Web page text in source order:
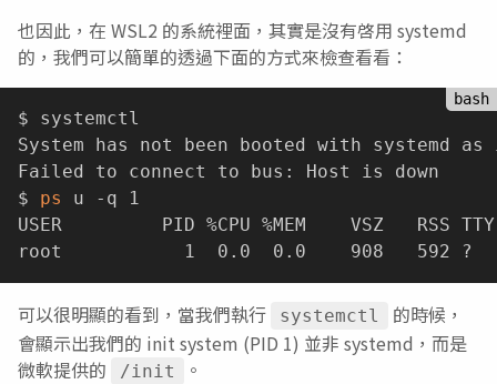
也因此，在 WSL2 的系統裡面，其實是沒有啓用 systemd
的，我們可以簡單的透過下面的方式來檢查看看：
$ systemctl
System has not been booted with systemd
Failed to connect to bus: Host is down
$ ps
u -q 1
USER         PID %CPU %MEM    VSZ   RSS
可以很明顯的看到，當我們執行 systemctl
的時候，
會顯示出我們的 init system (PID 1) 並非 systemd，而是
微軟提供的
/init
。